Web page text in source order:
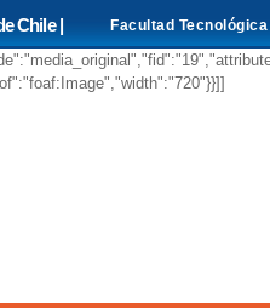
Chile | Facultad Tecnológica